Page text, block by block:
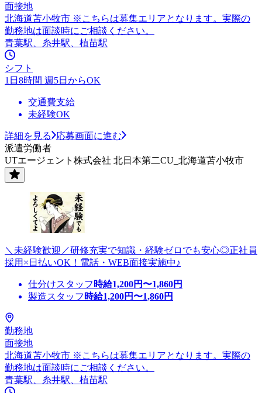
面接地
北海道苫小牧市 ※こちらは募集エリアとなります。実際の
勤務地は面談時にご相談ください。
青葉駅、糸井駅、植苗駅
シフト
1日8時間 週5日からOK
交通費支給
未経験OK
詳細を見る
応募画面に進む
派遣労働者
UTエージェント株式会社 北日本第二CU_北海道苫小牧市
＼未経験歓迎／研修充実で知識・経験ゼロでも安心◎正社員
採用×日払いOK！電話・WEB面接実施中♪
仕分けスタッフ 時給1,200円〜1,860円
製造スタッフ 時給1,200円〜1,860円
勤務地
面接地
北海道苫小牧市 ※こちらは募集エリアとなります。実際の
勤務地は面談時にご相談ください。
青葉駅、糸井駅、植苗駅